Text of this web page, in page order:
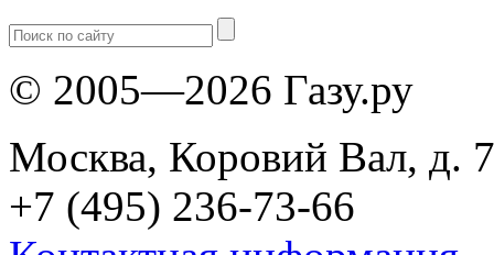
© 2005—2026 Газу.ру
Москва, Коровий Вал, д.
+7 (495) 236-73-66